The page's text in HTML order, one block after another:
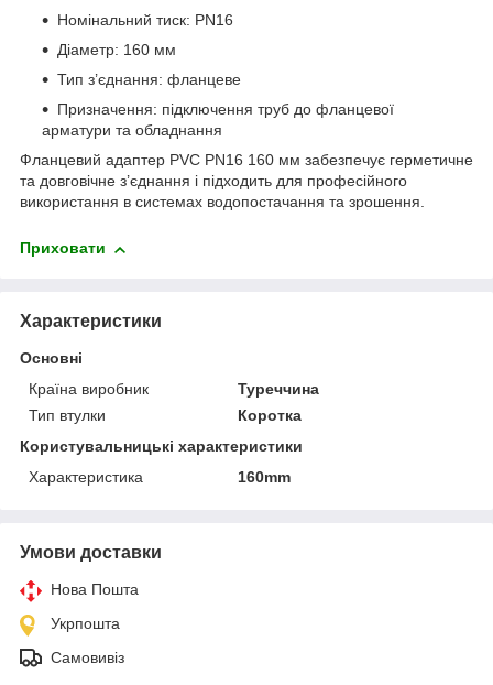
Номінальний тиск: PN16
Діаметр: 160 мм
Тип з’єднання: фланцеве
Призначення: підключення труб до фланцевої
арматури та обладнання
Фланцевий адаптер PVC PN16 160 мм забезпечує герметичне
та довговічне з’єднання і підходить для професійного
використання в системах водопостачання та зрошення.
Приховати
Характеристики
Основні
Країна виробник
Туреччина
Тип втулки
Коротка
Користувальницькі характеристики
Характеристика
160mm
Умови доставки
Нова Пошта
Укрпошта
Самовивіз